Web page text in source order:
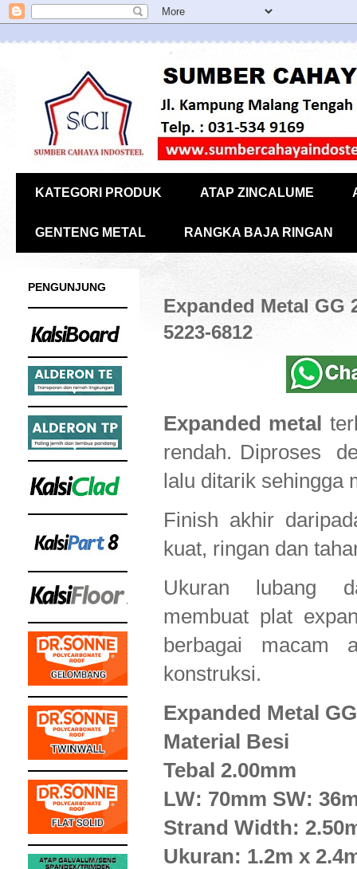
KATEGORI PRODUK ATAP ZINCALUME
GENTENG METAL RANGKA BAJA RINGAN
Expanded Metal GG
5223-6812
Expanded metal
rendah. Diproses
lalu ditarik sehingga
Finish akhir
kuat, ringan dan
Ukuran lubang
membuat plat
berbagai macam
konstruksi.
Expanded Metal
Material Besi
Tebal 2.00mm
LW: 70mm SW:
Strand Width:
Ukuran: 1.2m x
PENGUNJUNG